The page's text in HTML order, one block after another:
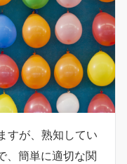
すが、熟知してい
、簡単に適切な関